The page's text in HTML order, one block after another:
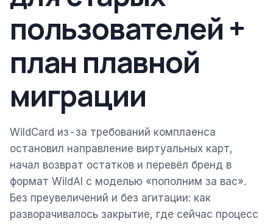
пользователей +
план плавной
миграции
WildCard из-за требований комплаенса
остановил направление виртуальных карт,
начал возврат остатков и перевёл бренд в
формат WildAI с моделью «пополним за вас».
Без преувеличений и без агитации: как
разворачивалось закрытие, где сейчас процесс